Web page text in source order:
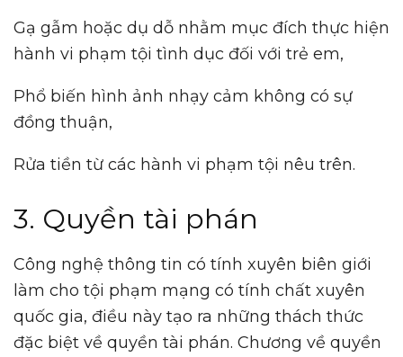
Gạ gẫm hoặc dụ dỗ nhằm mục đích thực hiện
hành vi phạm tội tình dục đối với trẻ em,
Phổ biến hình ảnh nhạy cảm không có sự
đồng thuận,
Rửa tiền từ các hành vi phạm tội nêu trên.
3. Quyền tài phán
Công nghệ thông tin có tính xuyên biên giới
làm cho tội phạm mạng có tính chất xuyên
quốc gia, điều này tạo ra những thách thức
đặc biệt về quyền tài phán. Chương về quyền